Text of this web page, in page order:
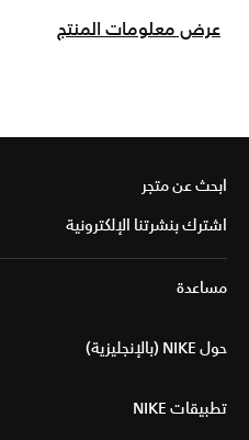
عرض معلومات المنتج
ابحث عن متجر
اشترك بنشرتنا الإلكترونية
مساعدة
حول NIKE (بالإنجليزية)
تطبيقات NIKE